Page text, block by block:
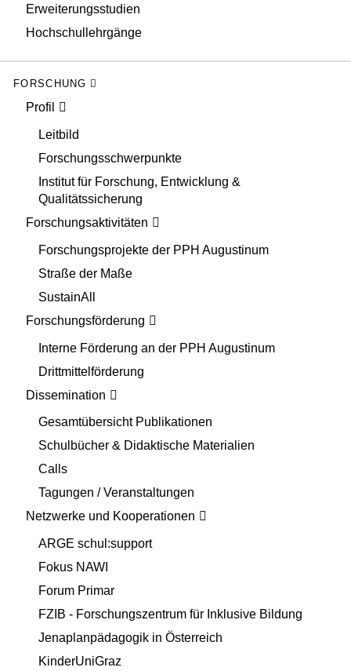
Erweiterungsstudien
Hochschullehrgänge
FORSCHUNG
Profil
Leitbild
Forschungsschwerpunkte
Institut für Forschung, Entwicklung &
Qualitätssicherung
Forschungsaktivitäten
Forschungsprojekte der PPH Augustinum
Straße der Maße
SustainAll
Forschungsförderung
Interne Förderung an der PPH Augustinum
Drittmittelförderung
Dissemination
Gesamtübersicht Publikationen
Schulbücher & Didaktische Materialien
Calls
Tagungen / Veranstaltungen
Netzwerke und Kooperationen
ARGE schul:support
Fokus NAWI
Forum Primar
FZIB - Forschungszentrum für Inklusive Bildung
Jenaplanpädagogik in Österreich
KinderUniGraz